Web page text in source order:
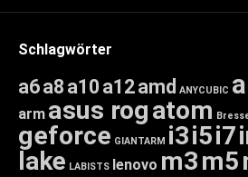
Schlagwörter
a6a8 a10 a12amd ANYCUBIC
arm asus rogatom
geforce GIANTARM i3i5i7
lake LABISTS lenovo m3m5